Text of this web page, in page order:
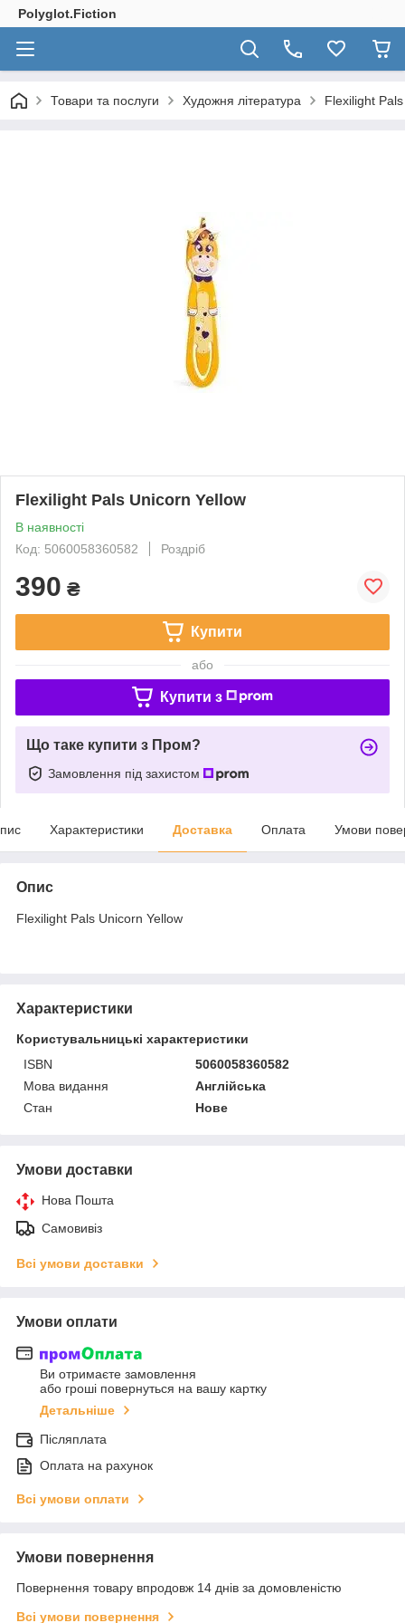
Polyglot.Fiction
Товари та послуги Художня література Flexilight
Flexilight Pals Unicorn Yellow
В наявності
Код: 5060058360582
Роздріб
390 ₴
Купити
або
Купити з
Що таке купити з Пром?
Замовлення під захистом
Характеристики Доставка Оплата Умови
Опис
Flexilight Pals Unicorn Yellow
Характеристики
Користувальницькі характеристики
ISBN
5060058360582
Мова видання
Англійська
Стан
Нове
Умови доставки
Нова Пошта
Самовивіз
Всі умови доставки
Умови оплати
Ви отримаєте замовлення
або гроші повернуться на вашу картку
Детальніше
Післяплата
Оплата на рахунок
Всі умови оплати
Умови повернення
Повернення товару впродовж 14 днів за домовленістю
Всі умови повернення